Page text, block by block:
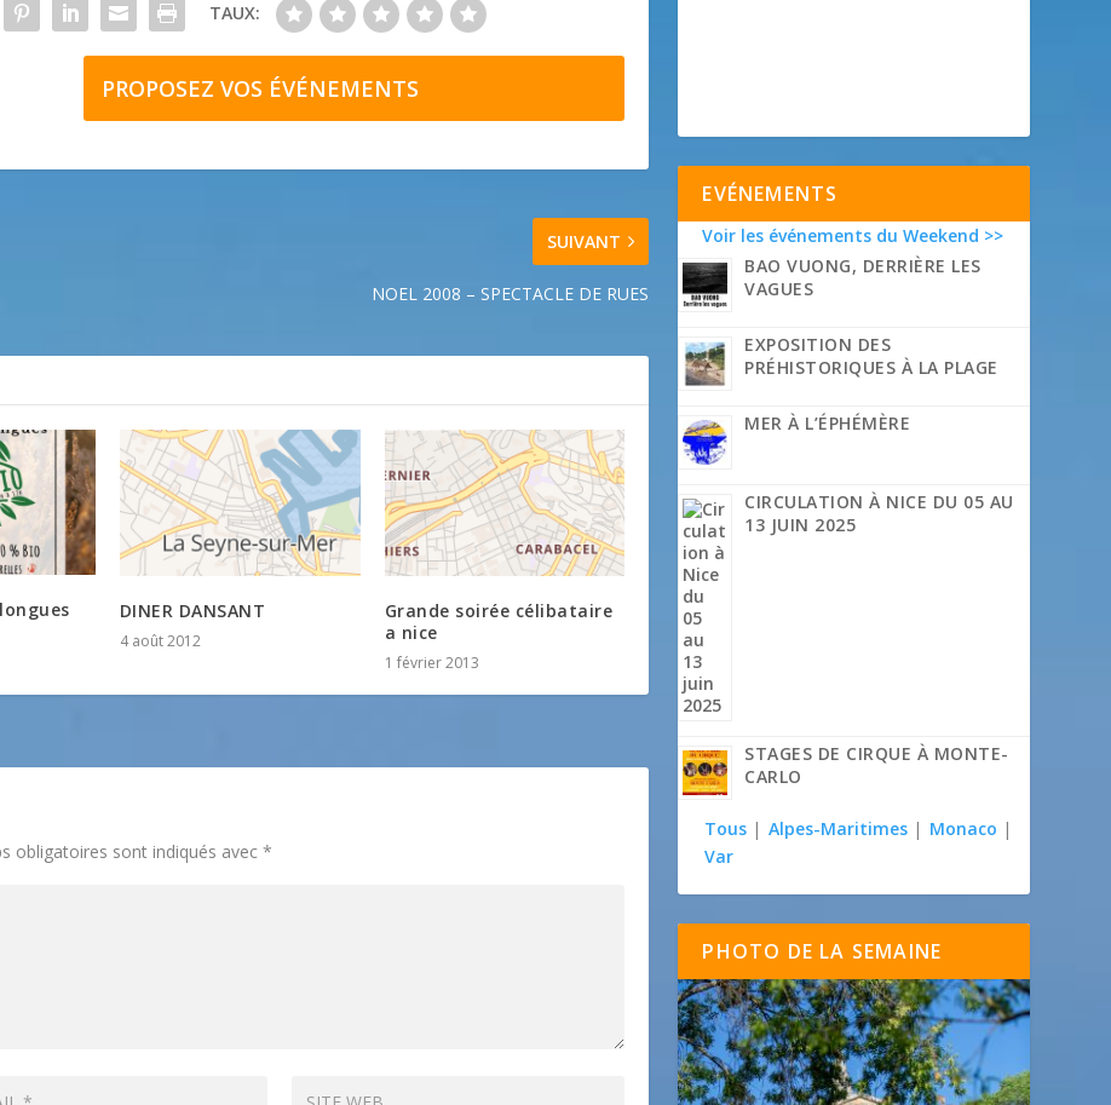
TAUX:
PROPOSEZ VOS ÉVÉNEMENTS
SUIVANT
NOEL 2008 – SPECTACLE DE RUES
DINER DANSANT
4 août 2012
Grande soirée célibataire
a nice
1 février 2013
obligatoires sont indiqués avec*
EVÉNEMENTS
Voir les événements du Weekend >>
BAO VUONG, DERRIÈRE LES
VAGUES
EXPOSITION DES
PRÉHISTORIQUES À LA PLAGE
MER À L’ÉPHÉMÈRE
CIRCULATION À NICE DU 05 AU
13 JUIN 2025
STAGES DE CIRQUE À MONTE-
CARLO
Tous | Alpes-Maritimes | Monaco |
Var
PHOTO DE LA SEMAINE